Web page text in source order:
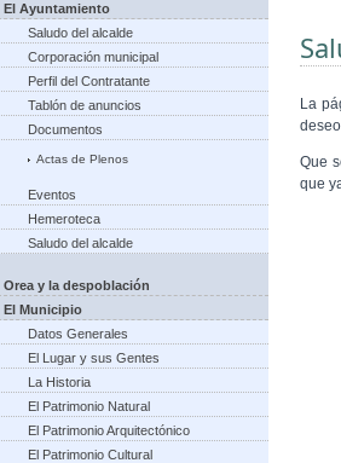
El Ayuntamiento
Saludo del alcalde
Corporación municipal
Perfil del Contratante
Tablón de anuncios
Documentos
Actas de Plenos
Eventos
Hemeroteca
Saludo del alcalde
Orea y la despoblación
El Municipio
Datos Generales
El Lugar y sus Gentes
La Historia
El Patrimonio Natural
El Patrimonio Arquitectónico
El Patrimonio Cultural
La
Que
que